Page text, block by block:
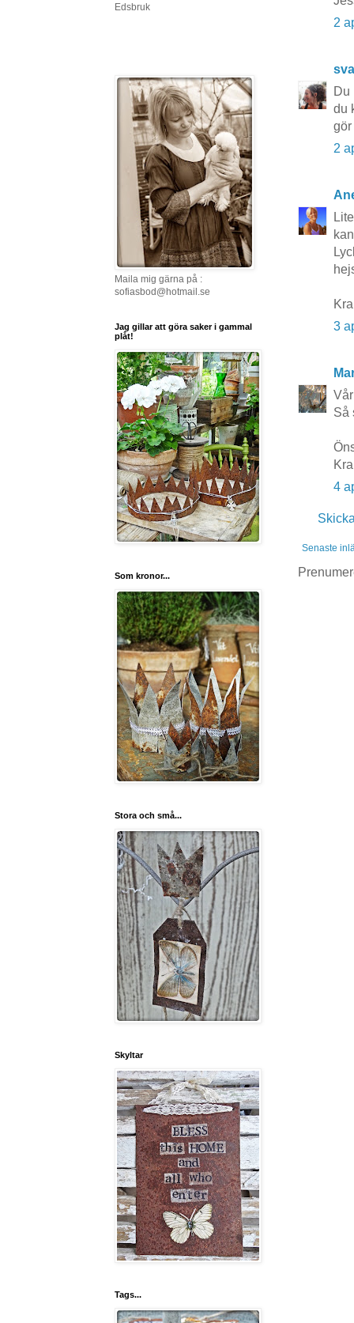
2
Du
du
gör
2
3
Så
4
Senaste
Edsbruk
Maila mig gärna på :
sofiasbod@hotmail.se
Jag gillar att göra saker i gammal
plåt!
Som kronor...
Stora och små...
Skyltar
Tags...